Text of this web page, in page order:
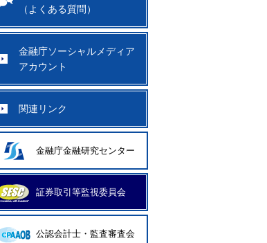
（よくある質問）
金融庁ソーシャルメディア
アカウント
関連リンク
金融庁金融研究センター
証券取引等監視委員会
公認会計士・監査審査会